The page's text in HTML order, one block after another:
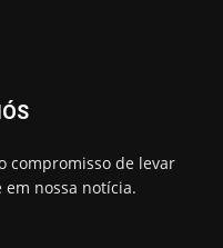
compromisso de levar
nossa notícia.